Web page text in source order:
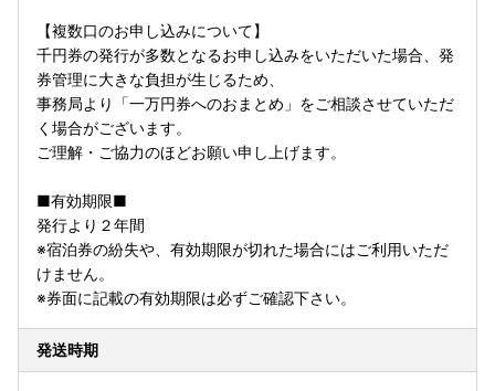
【複数口のお申し込みについて】
千円券の発行が多数となるお申し込みをいただいた場合、発
券管理に大きな負担が生じるため、
事務局より「一万円券へのおまとめ」をご相談させていただ
く場合がございます。
ご理解・ご協力のほどお願い申し上げます。
■有効期限■
発行より２年間
※宿泊券の紛失や、有効期限が切れた場合にはご利用いただ
けません。
※券面に記載の有効期限は必ずご確認下さい。
発送時期